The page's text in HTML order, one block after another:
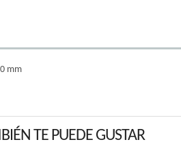
mm
TE PUEDE GUSTAR